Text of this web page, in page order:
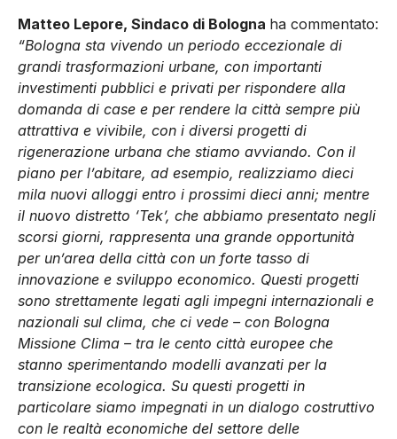
Matteo Lepore, Sindaco di Bologna ha commentato:
“Bologna sta vivendo un periodo eccezionale di
grandi trasformazioni urbane, con importanti
investimenti pubblici e privati per rispondere alla
domanda di case e per rendere la città sempre più
attrattiva e vivibile, con i diversi progetti di
rigenerazione urbana che stiamo avviando. Con il
piano per l’abitare, ad esempio, realizziamo dieci
mila nuovi alloggi entro i prossimi dieci anni; mentre
il nuovo distretto ‘Tek’, che abbiamo presentato negli
scorsi giorni, rappresenta una grande opportunità
per un’area della città con un forte tasso di
innovazione e sviluppo economico. Questi progetti
sono strettamente legati agli impegni internazionali e
nazionali sul clima, che ci vede – con Bologna
Missione Clima – tra le cento città europee che
stanno sperimentando modelli avanzati per la
transizione ecologica. Su questi progetti in
particolare siamo impegnati in un dialogo costruttivo
con le realtà economiche del settore delle